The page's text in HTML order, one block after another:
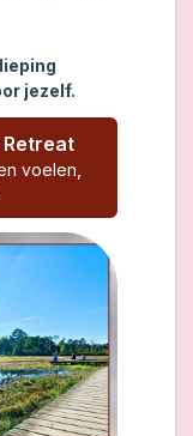
jezelf.
voelen,